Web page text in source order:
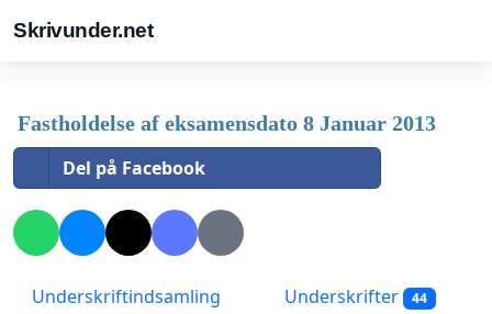
Skrivunder.net
Fastholdelse af eksamensdato 8 Januar 2013
Del på Facebook
Underskriftindsamling Underskrifter 44